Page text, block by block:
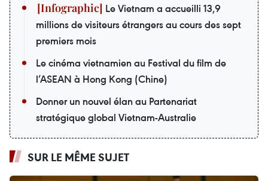
Le Vietnam a accueilli 13,9
millions de visiteurs étrangers au cours des sept
premiers mois
Le cinéma vietnamien au Festival du film de
l’ASEAN à Hong Kong (Chine)
Donner un nouvel élan au Partenariat
stratégique global Vietnam-Australie
SUR LE MÊME SUJET